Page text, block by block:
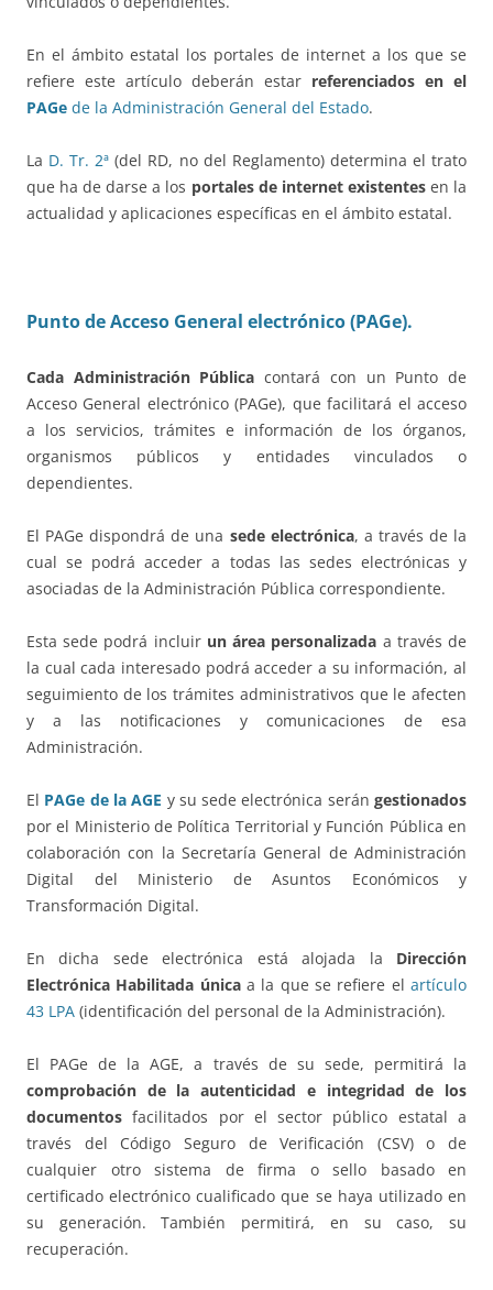
En el ámbito estatal los portales de internet a los que se
refiere este artículo deberán estar referenciados en el
PAGe de la Administración General del Estado.
La D. Tr. 2ª (del RD, no del Reglamento) determina el trato
que ha de darse a los portales de internet existentesen la
actualidad y aplicaciones específicas en el ámbito estatal.
Punto de Acceso General electrónico (PAGe).
Cada Administración Pública contará con un Punto de
Acceso General electrónico (PAGe), que facilitará el acceso
a los servicios, trámites e información de los órganos,
organismos públicos y entidades vinculados o
dependientes.
El PAGe dispondrá de una sede electrónica, a través de la
cual se podrá acceder a todas las sedes electrónicas y
asociadas de la Administración Pública correspondiente.
Esta sede podrá incluir un área personalizada a través de
la cual cada interesado podrá acceder a su información, al
seguimiento de los trámites administrativos que le afecten
y a las notificaciones y comunicaciones de esa
Administración.
El PAGe de la AGE y su sede electrónica serángestionados
por el Ministerio de Política Territorial y Función Pública en
colaboración con la Secretaría General de Administración
Digital del Ministerio de Asuntos Económicos y
Transformación Digital.
En dicha sede electrónica está alojada la Dirección
Electrónica Habilitada únicaa la que se refiere elartículo
43 LPA (identificación del personal de la Administración).
El PAGe de la AGE, a través de su sede, permitirá la
comprobación de la autenticidad e integridad de los
documentos facilitados por el sector público estatal a
través del Código Seguro de Verificación (CSV) o de
cualquier otro sistema de firma o sello basado en
certificado electrónico cualificado que se haya utilizado en
su generación. También permitirá, en su caso, su
recuperación.